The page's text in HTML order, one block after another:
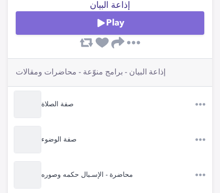
إذاعة البيان
Play
إذاعة البيان - برامج منوّعة - محاضرات ومقالات
صفة الصلاة
صفة الوضوء
محاضرة - الإسـبال حكمه وصوره